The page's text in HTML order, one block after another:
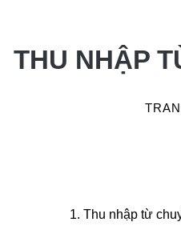
THU NHẬP
1. Thu nhập từ